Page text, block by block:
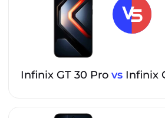
Infinix GT 30 Pro vs Infinix